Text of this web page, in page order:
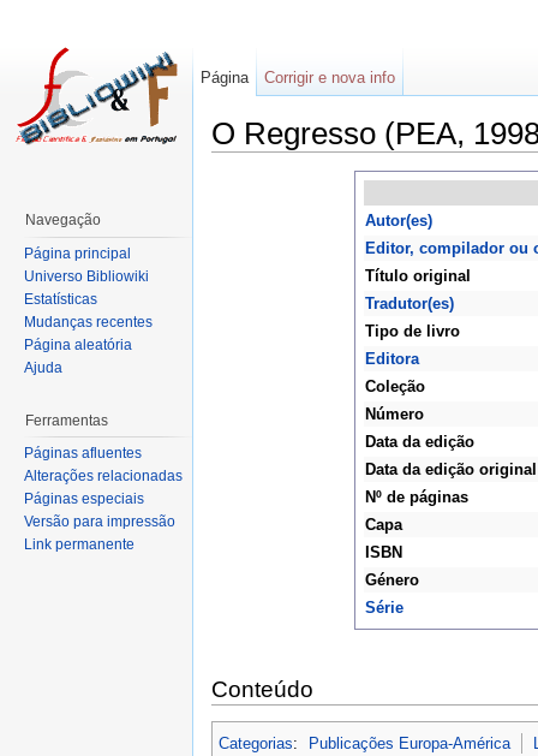
O Regresso (PEA,
Autor(es)
Editor, compilador ou
Título original
Tradutor(es)
Tipo de livro
Editora
Coleção
Número
Data da edição
Data da edição original
Nº de páginas
Capa
ISBN
Género
Série
Conteúdo
Categorias: Publicações Europa-América
Página Corrigir e nova info
Navegação
Página principal
Universo Bibliowiki
Estatísticas
Mudanças recentes
Página aleatória
Ajuda
Ferramentas
Páginas afluentes
Alterações relacionadas
Páginas especiais
Versão para impressão
Link permanente